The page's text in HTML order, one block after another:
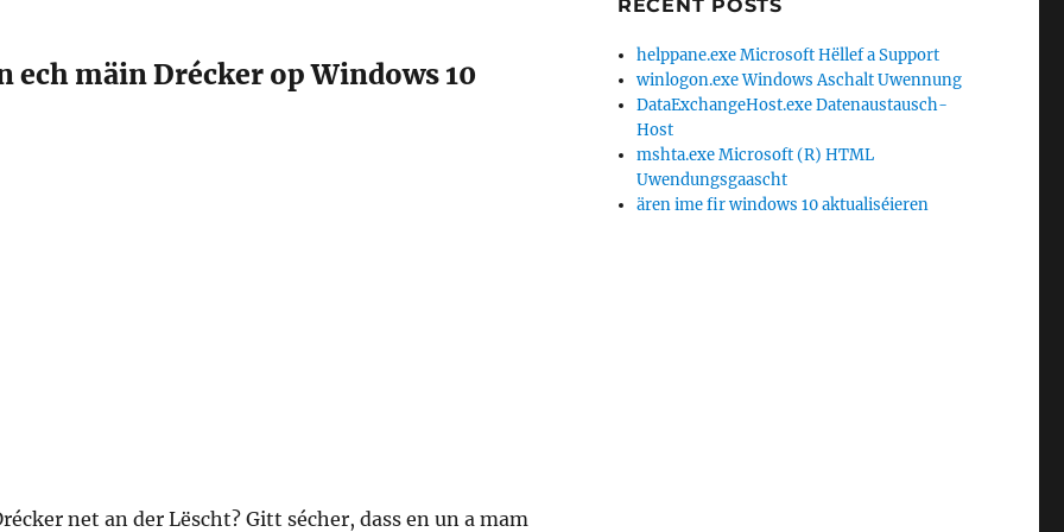
ech mäin Drécker op Windows 10
net an der Lëscht? Gitt sécher, dass en un a mam
RECENT POSTS
helppane.exe Microsoft Hëllef a Support
winlogon.exe Windows Aschalt Uwennung
DataExchangeHost.exe Datenaustausch-
Host
mshta.exe Microsoft (R) HTML
Uwendungsgaascht
ären ime fir windows 10 aktualiséieren